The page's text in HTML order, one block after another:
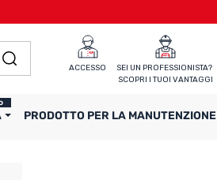
ACCESSO
SEI UN PROFESSIONISTA?
SCOPRI I TUOI VANTAGGI
PRODOTTO PER LA MANUTENZIONE